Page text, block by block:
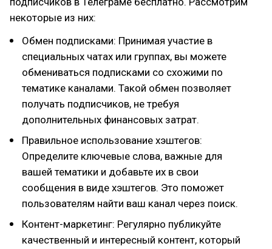
некоторые из них:
Обмен подписками: Принимая участие в
специальных чатах или группах, вы можете
обмениваться подписками со схожими по
тематике каналами. Такой обмен позволяет
получать подписчиков, не требуя
дополнительных финансовых затрат.
Правильное использование хэштегов:
Определите ключевые слова, важные для
вашей тематики и добавьте их в свои
сообщения в виде хэштегов. Это поможет
пользователям найти ваш канал через поиск.
Контент-маркетинг: Регулярно публикуйте
качественный и интересный контент, который